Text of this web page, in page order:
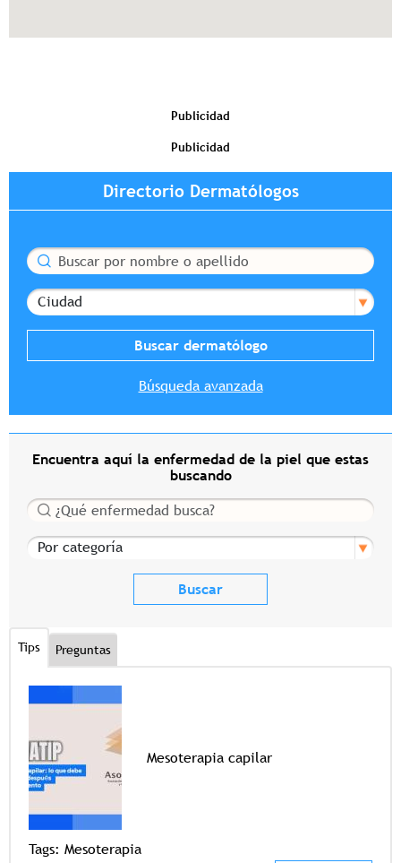
Publicidad
Publicidad
Directorio Dermatólogos
Buscar
Ciudad
Búsqueda avanzada
Encuentra aquí la enfermedad de la piel que estas
buscando
Buscar
Por categoría
Tips Preguntas
Mesoterapia capilar
Tags: Mesoterapia